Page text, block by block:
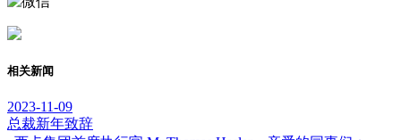
相关新闻
2023-11-09
总裁新年致辞